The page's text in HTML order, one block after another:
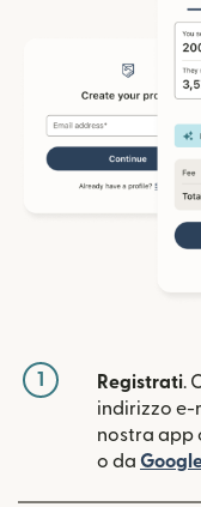
1 Registrati.
indirizzo e-
nostra app
o da